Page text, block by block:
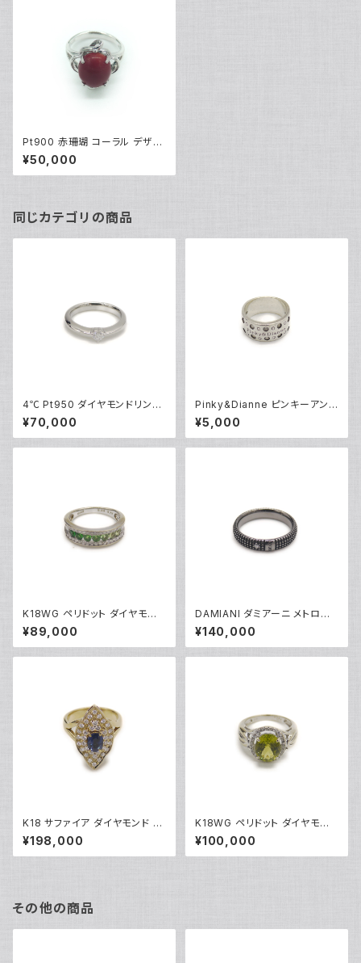
Pt900 赤珊瑚 コーラル デザイ
ンリング プラチナ 指輪 11号 Y0
2848
¥50,000
同じカテゴリの商品
4℃ Pt950 ダイヤモンドリング
[True Love] プラチナ 指輪 8
号 Y05242
¥70,000
Pinky&Dianne ピンキーアンド
ダイアン シルバーリング 指輪 9
号 Y04624
¥5,000
K18WG ペリドット ダイヤモンド
デザインリング 18金 ホワイトゴ
ールド 指輪 12号 Y05244
¥89,000
DAMIANI ダミアーニ メトロポ
リタンドリーム 1Pダイヤモンド
リング K18WG 18金 指輪 17号
Y05256
¥140,000
K18 サファイア ダイヤモンド デ
ザインリング 18金 指輪 12号 Y
05246
¥198,000
K18WG ペリドット ダイヤモンド
デザインリング 18金 ホワイトゴ
ールド 指輪 9号 Y04916
¥100,000
その他の商品